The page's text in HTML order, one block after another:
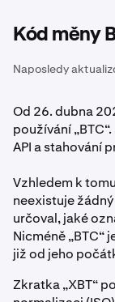
Kód měny
Naposledy
Od 26. dubna
používání
API a stahování
Vzhledem k
neexistuje
určoval, jaké
Nicméně
již od jeho
Zkratka „XBT“